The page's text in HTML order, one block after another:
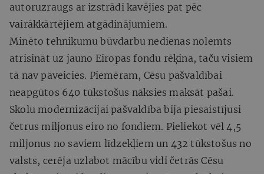
autoruzraugs ar izstrādi kavējies pat pēc
vairākkārtējiem atgādinājumiem.
Minēto tehnikumu būvdarbu nedienas nolemts
atrisināt uz jauno Eiropas fondu rēķina, taču visiem
tā nav paveicies. Piemēram, Cēsu pašvaldībai
neapgūtos 640 tūkstošus nāksies maksāt pašai.
Skolu modernizācijai pašvaldība bija piesaistījusi
četrus miljonus eiro no fondiem. Pieliekot vēl 4,5
miljonus no saviem līdzekļiem un 432 tūkstošus no
valsts, cerēja uzlabot mācību vidi četrās Cēsu